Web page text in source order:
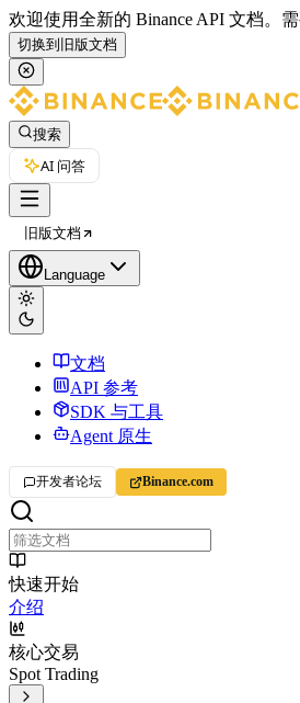
欢迎使用全新的 Binance API 文档。
切换到旧版文档
搜索
AI 问答
旧版文档
Language
文档
API 参考
SDK 与工具
Agent 原生
开发者论坛 Binance.com
快速开始
介绍
核心交易
Spot Trading